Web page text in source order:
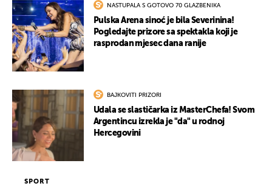
NASTUPALA S GOTOVO 70 GLAZBENIKA
Pulska Arena sinoć je bila Severinina!
Pogledajte prizore sa spektakla koji je
rasprodan mjesec dana ranije
BAJKOVITI PRIZORI
Udala se slastičarka iz MasterChefa! Svom
Argentincu izrekla je "da" u rodnoj
Hercegovini
SPORT